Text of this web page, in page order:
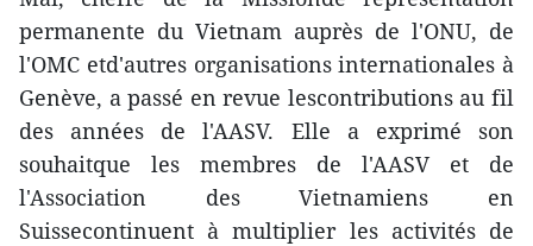
permanente du Vietnam auprès de l'ONU, de
l'OMC etd'autres organisations internationales à
Genève, a passé en revue lescontributions au fil
des années de l'AASV. Elle a exprimé son
souhaitque les membres de l'AASV et de
l'Association des Vietnamiens en
Suissecontinuent à multiplier les activités de